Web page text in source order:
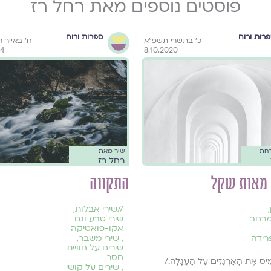
פוסטים נוספים מאת רחל רז
ורוח
כ׳ בתשרי תשפ״א
8.10.2020
שקל
,
אֶת הָאַרְגַּזִּים עַל הָעֲגָלָה./
ספרות ורוח
ח׳
שיר מאת
רחל רז
התקווה
//שירי אבלות,
שירי טבע וגם
אקו-פואטיקה
, שירי משבר,
שירים על חוויית
חסר
, שירים על קושי